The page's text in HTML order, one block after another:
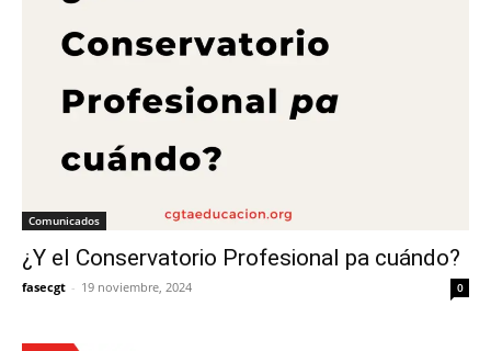
Comunicados
¿Y el Conservatorio Profesional pa cuándo?
fasecgt - 19 noviembre, 2024 0